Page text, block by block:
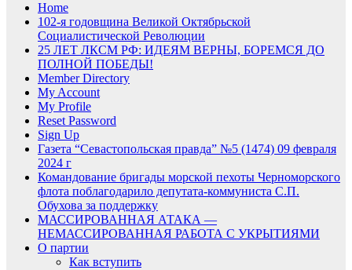
Home
102-я годовщина Великой Октябрьской
Социалистической Революции
25 ЛЕТ ЛКСМ РФ: ИДЕЯМ ВЕРНЫ, БОРЕМСЯ ДО
ПОЛНОЙ ПОБЕДЫ!
Member Directory
My Account
My Profile
Reset Password
Sign Up
Газета “Севастопольская правда” №5 (1474) 09 февраля
2024 г
Командование бригады морской пехоты Черноморского
флота поблагодарило депутата-коммуниста С.П.
Обухова за поддержку
МАССИРОВАННАЯ АТАКА —
НЕМАССИРОВАННАЯ РАБОТА С УКРЫТИЯМИ
О партии
Как вступить